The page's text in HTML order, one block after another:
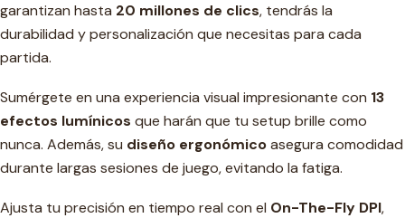
garantizan hasta 20 millones de clics, tendrás la
durabilidad y personalización que necesitas para cada
partida.
Sumérgete en una experiencia visual impresionante con 13
efectos lumínicos que harán que tu setup brille como
nunca. Además, su diseño ergonómicoasegura comodidad
durante largas sesiones de juego, evitando la fatiga.
Ajusta tu precisión en tiempo real con el On-The-Fly DPI,